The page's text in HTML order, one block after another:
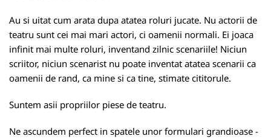
Au si uitat cum arata dupa atatea roluri jucate. Nu actorii de
teatru sunt cei mai mari actori, ci oamenii normali. Ei joaca
infinit mai multe roluri, inventand zilnic scenariile! Niciun
scriitor, niciun scenarist nu poate inventat atatea scenarii ca
oamenii de rand, ca mine si ca tine, stimate cititorule.
Suntem asii propriilor piese de teatru.
Ne ascundem perfect in spatele unor formulari grandioase -